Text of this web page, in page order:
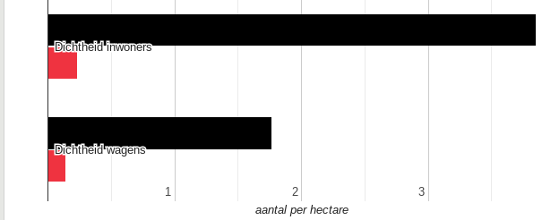
1
1 2
2 3
3
Dichtheid inwoners
Dichtheid inwoners
Dichtheid wagens
Dichtheid wagens
aantal per hectare